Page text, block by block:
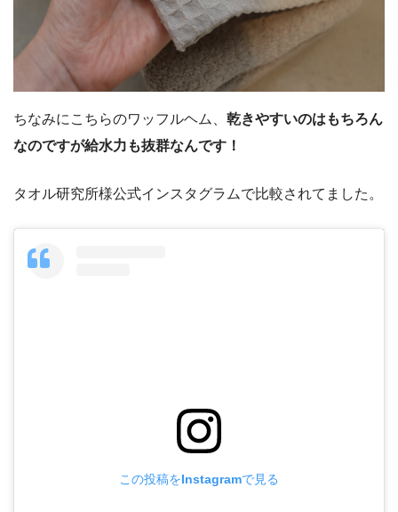
ちなみにこちらのワッフルヘム、 乾きやすいのはもちろん
なのですが給水力も抜群なんです！
タオル研究所様公式インスタグラムで比較されてました。
この投稿をInstagramで見る